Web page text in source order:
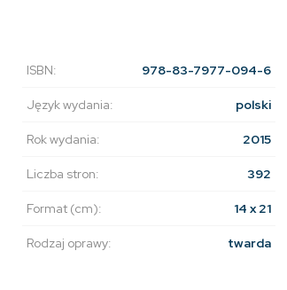
ISBN: 978-83-7977-094-6
Język wydania: polski
Rok wydania: 2015
Liczba stron: 392
Format (cm): 14 x 21
Rodzaj oprawy: twarda